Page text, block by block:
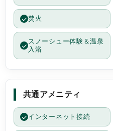
焚火
スノーシュー体験＆温泉
入浴
共通アメニティ
インターネット接続